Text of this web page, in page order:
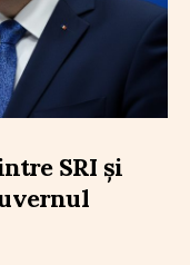
SRI și